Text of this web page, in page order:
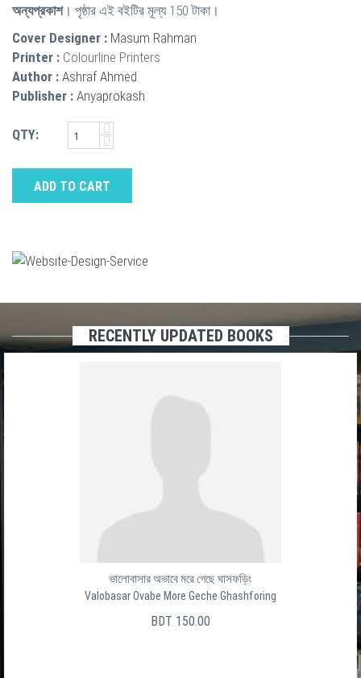
অন্যপ্রকাশ। পৃষ্ঠার এই বইটির মূল্য 150 টাকা।
Cover Designer : Masum Rahman
Printer : Colourline Printers
Author : Ashraf Ahmed
Publisher : Anyaprokash
QTY:
ADD TO CART
RECENTLY UPDATED BOOKS
ভালোবাসার অভাবে মরে গেছে ঘাসফড়িং
Valobasar Ovabe More Geche Ghashforing
BDT 150.00